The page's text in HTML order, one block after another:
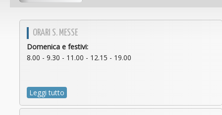
ORARI S. MESSE
Domenica e festivi:
8.00 - 9.30 - 11.00 - 12.15 - 19.00
Leggi tutto